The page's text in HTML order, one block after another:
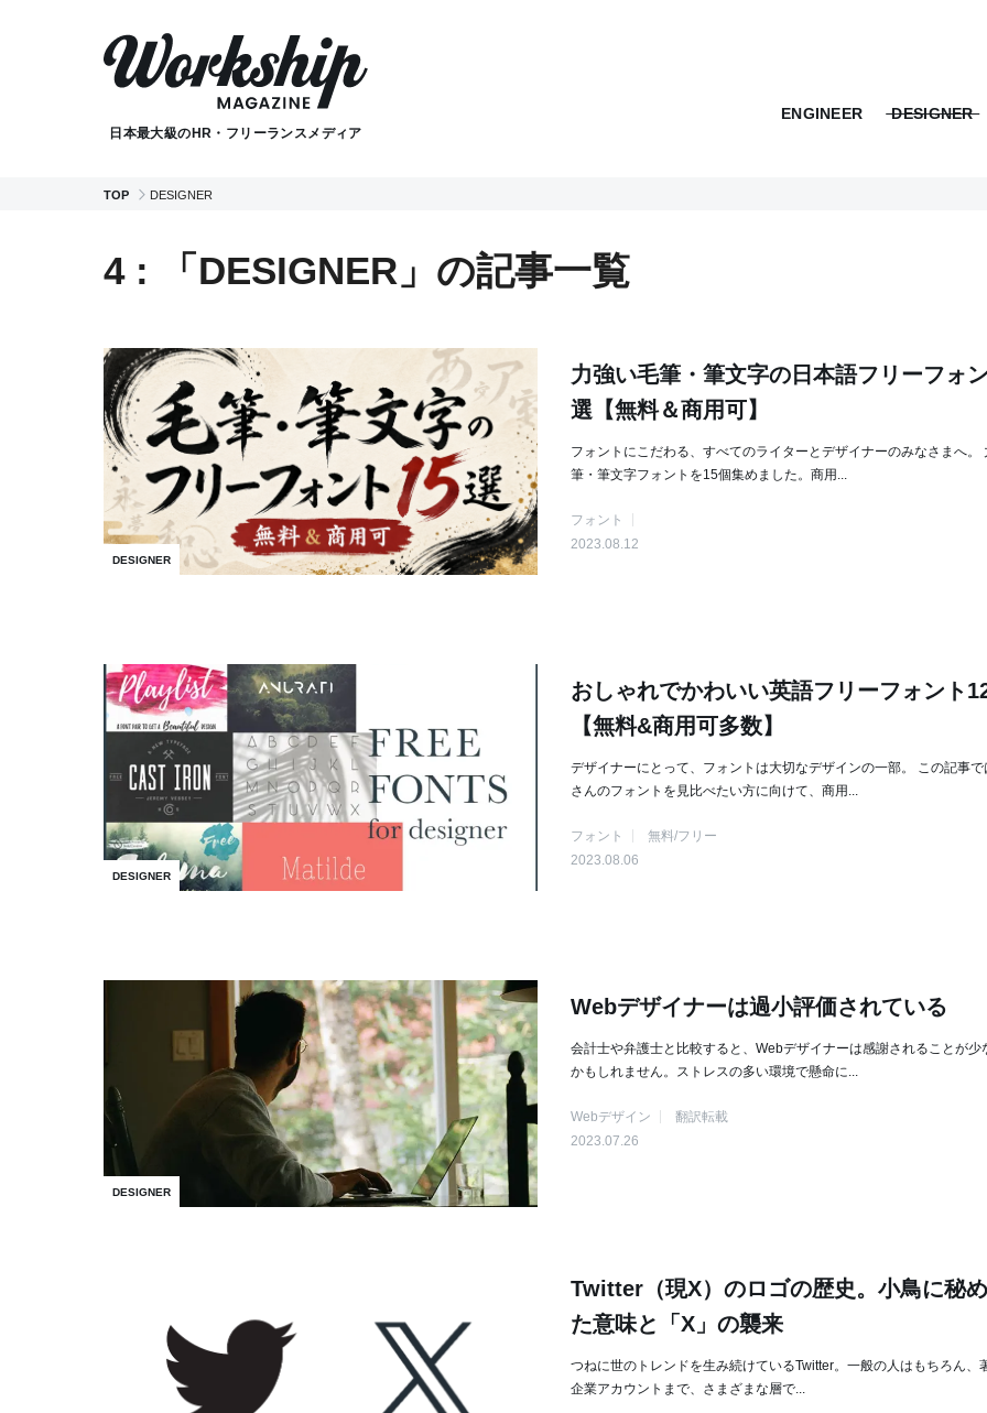
日本最大級のHR・フリーランスメディア
ENGINEER DESIGNER
TOP DESIGNER
4 : 「DESIGNER」の記事一覧
DESIGNER
力強い毛筆・筆文字の日本語フリーフォ
選【無料＆商用可】
フォントにこだわる、すべてのライターとデザイナーのみなさまへ。
筆・筆文字フォントを15個集めました。商用...
フォント
2023.08.12
DESIGNER
おしゃれでかわいい英語フリーフォント
【無料&商用可多数】
デザイナーにとって、フォントは大切なデザインの一部。 この記事で
さんのフォントを見比べたい方に向けて、商用...
フォント
無料/フリー
2023.08.06
DESIGNER
Webデザイナーは過小評価されている
会計士や弁護士と比較すると、Webデザイナーは感謝されることが少
かもしれません。ストレスの多い環境で懸命に...
Webデザイン
翻訳転載
2023.07.26
Twitter（現X）のロゴの歴史。小鳥に秘
た意味と「X」の襲来
つねに世のトレンドを生み続けているTwitter。一般の人はもちろん、
企業アカウントまで、さまざまな層で...